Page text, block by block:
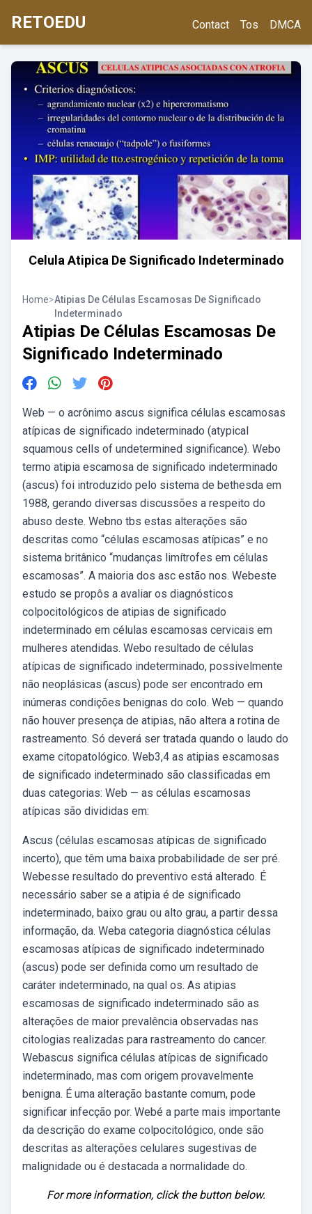
RETOEDU Contact Tos DMCA
Celula Atipica De Significado Indeterminado
Home>Atipias De Células Escamosas De Significado
Indeterminado
Atipias De Células Escamosas De
Significado Indeterminado
Web — o acrônimo ascus significa células escamosas
atípicas de significado indeterminado (atypical
squamous cells of undetermined significance). Webo
termo atipia escamosa de significado indeterminado
(ascus) foi introduzido pelo sistema de bethesda em
1988, gerando diversas discussões a respeito do
abuso deste. Webno tbs estas alterações são
descritas como “células escamosas atípicas” e no
sistema britânico “mudanças limítrofes em células
escamosas”. A maioria dos asc estão nos. Webeste
estudo se propôs a avaliar os diagnósticos
colpocitológicos de atipias de significado
indeterminado em células escamosas cervicais em
mulheres atendidas. Webo resultado de células
atípicas de significado indeterminado, possivelmente
não neoplásicas (ascus) pode ser encontrado em
inúmeras condições benignas do colo. Web — quando
não houver presença de atipias, não altera a rotina de
rastreamento. Só deverá ser tratada quando o laudo do
exame citopatológico. Web3,4 as atipias escamosas
de significado indeterminado são classificadas em
duas categorias: Web — as células escamosas
atípicas são divididas em:
Ascus (células escamosas atípicas de significado
incerto), que têm uma baixa probabilidade de ser pré.
Webesse resultado do preventivo está alterado. É
necessário saber se a atipia é de significado
indeterminado, baixo grau ou alto grau, a partir dessa
informação, da. Weba categoria diagnóstica células
escamosas atípicas de significado indeterminado
(ascus) pode ser definida como um resultado de
caráter indeterminado, na qual os. As atipias
escamosas de significado indeterminado são as
alterações de maior prevalência observadas nas
citologias realizadas para rastreamento do cancer.
Webascus significa células atípicas de significado
indeterminado, mas com origem provavelmente
benigna. É uma alteração bastante comum, pode
significar infecção por. Webé a parte mais importante
da descrição do exame colpocitológico, onde são
descritas as alterações celulares sugestivas de
malignidade ou é destacada a normalidade do.
For more information, click the button below.